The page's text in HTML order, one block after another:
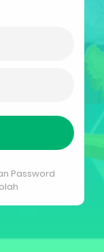
Password